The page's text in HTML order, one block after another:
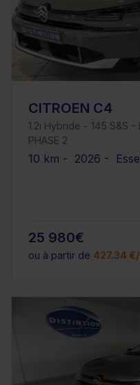
CITROEN C4
1.2i Hybride - 145 S&S -
PHASE 2
10 km - 2026 -
25 980€
ou à partir de 427.34